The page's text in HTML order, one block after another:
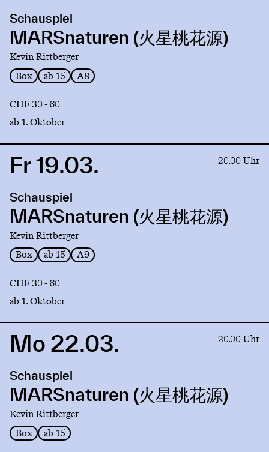
MARSnaturen
(火
源)
Schauspiel
MARSnaturen (火星桃花源)
Kevin Rittberger
Box
ab 15 A8
CHF 30 - 60
ab 1. Oktober
Link
MARSnaturen
(火
源)
Fr 19.03. 20.00 Uhr
Schauspiel
MARSnaturen (火星桃花源)
Kevin Rittberger
Box
ab 15 A9
CHF 30 - 60
ab 1. Oktober
Link
MARSnaturen
(火
源)
Mo 22.03. 20.00 Uhr
Schauspiel
MARSnaturen (火星桃花源)
Kevin Rittberger
Box
ab 15